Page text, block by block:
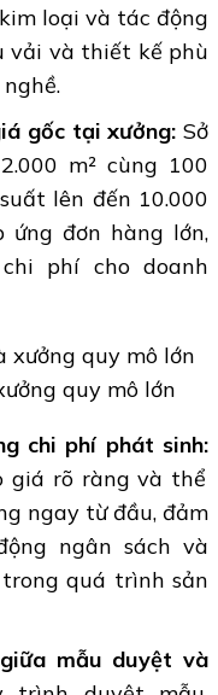
loại và tác động
vải và thiết kế phù
gốc tại xưởng: Sở
m² cùng 100
lên đến 10.000
ứng đơn hàng lớn,
phí cho doanh
quy mô lớn
chi phí phát sinh:
giá rõ ràng và thể
ngay từ đầu, đảm
ngân sách và
quá trình sản
mẫu duyệt và